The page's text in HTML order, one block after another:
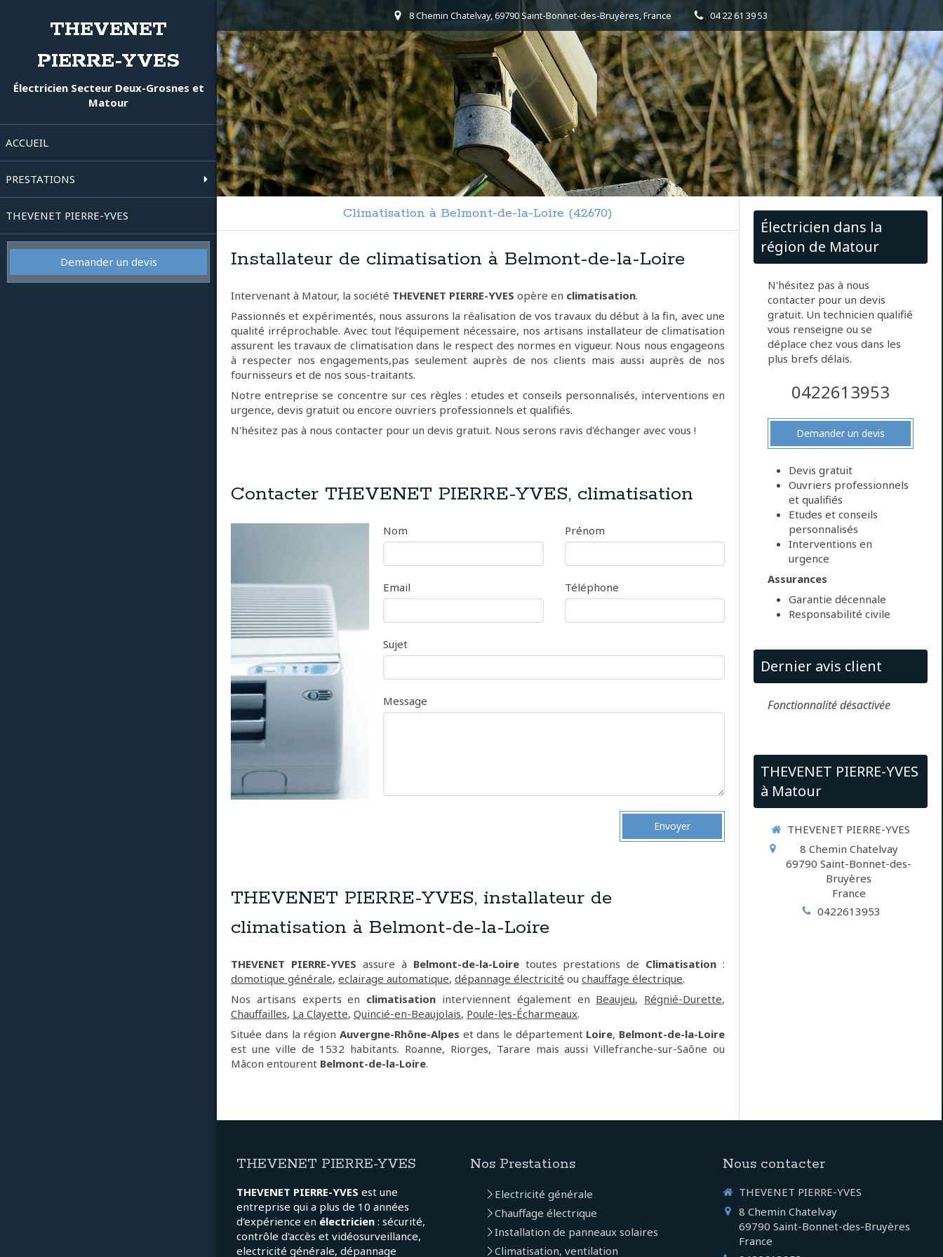
THEVENET
PIERRE-YVES
Électricien Secteur Deux-Grosnes et
Matour
ACCUEIL
PRESTATIONS
THEVENET PIERRE-YVES
Demander un devis
8 Chemin Chatelvay, 69790 Saint-Bonnet-des-Bruyères, France 04 22 61 39 53
Climatisation à Belmont-de-la-Loire (42670)
Installateur de climatisation à Belmont-de-la-Loire
Intervenant à Matour, la société THEVENET PIERRE-YVES opère en climatisation.
Passionnés et expérimentés, nous assurons la réalisation de vos travaux du début à la fin, avec une
qualité irréprochable. Avec tout l’équipement nécessaire, nos artisans installateur de climatisation
assurent les travaux de climatisation dans le respect des normes en vigueur. Nous nous engageons
à respecter nos engagements,pas seulement auprès de nos clients mais aussi auprès de nos
fournisseurs et de nos sous-traitants.
Notre entreprise se concentre sur ces règles : etudes et conseils personnalisés, interventions en
urgence, devis gratuit ou encore ouvriers professionnels et qualifiés.
N'hésitez pas à nous contacter pour un devis gratuit. Nous serons ravis d'échanger avec vous !
Contacter THEVENET PIERRE-YVES, climatisation
Nom Prénom
Email Téléphone
Sujet
Message
Envoyer
THEVENET PIERRE-YVES, installateur de
climatisation à Belmont-de-la-Loire
THEVENET PIERRE-YVES assure à Belmont-de-la-Loiretoutes prestations de Climatisation :
domotique générale,eclairage automatique,dépannage électricité ouchauffage électrique.
Nos artisans experts en climatisation interviennent également en Beaujeu, Régnié-Durette,
Chauffailles, La Clayette,Quincié-en-Beaujolais, Poule-les-Écharmeaux.
Située dans la région Auvergne-Rhône-Alpes et dans le département Loire, Belmont-de-la-Loire
est une ville de 1532 habitants. Roanne, Riorges, Tarare mais aussi Villefranche-sur-Saône ou
Mâcon entourent Belmont-de-la-Loire.
Électricien dans la
région de Matour
N'hésitez pas à nous
contacter pour un devis
gratuit. Un technicien qualifié
vous renseigne ou se
déplace chez vous dans les
plus brefs délais.
0422613953
Demander un devis
Devis gratuit
Ouvriers professionnels
et qualifiés
Etudes et conseils
personnalisés
Interventions en
urgence
Assurances
Garantie décennale
Responsabilité civile
Dernier avis client
Fonctionnalité désactivée
THEVENET PIERRE-YVES
à Matour
THEVENET PIERRE-YVES
8 Chemin Chatelvay
69790 Saint-Bonnet-des-
Bruyères
France
0422613953
THEVENET PIERRE-YVES
THEVENET PIERRE-YVES est une
entreprise qui a plus de 10 années
d'expérience en électricien: sécurité,
contrôle d'accès et vidéosurveillance,
electricité générale, dépannage
Nos Prestations
Electricité générale
Chauffage électrique
Installation de panneaux solaires
Climatisation, ventilation
Nous contacter
THEVENET PIERRE-YVES
8 Chemin Chatelvay
69790 Saint-Bonnet-des-Bruyères
France